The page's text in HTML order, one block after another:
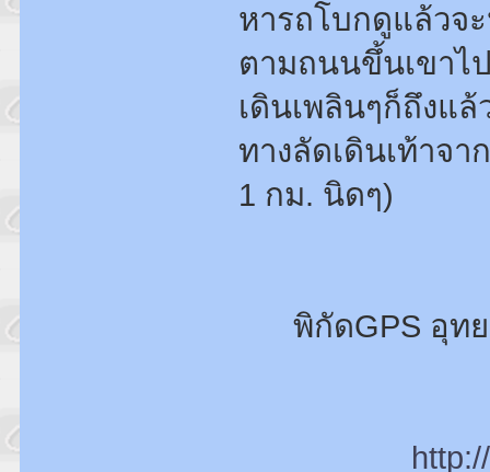
หารถโบกดูแล้วจ
ตามถนนขึ้นเขาไ
เดินเพลินๆก็ถึงแ
ทางลัดเดินเท้าจ
1 กม. นิดๆ)
พิกัดGPS อุท